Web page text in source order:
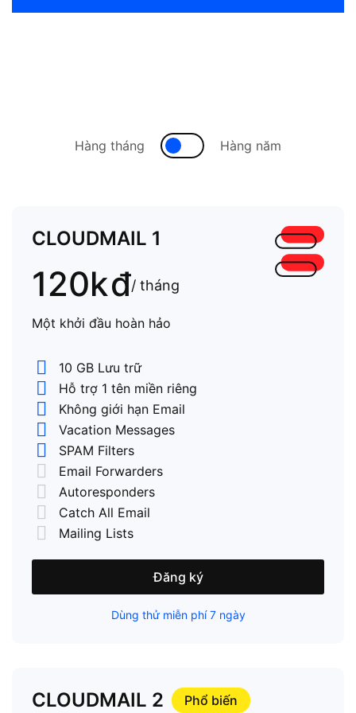
Hàng tháng Hàng năm
CLOUDMAIL 1
120kđ/ tháng
Một khởi đầu hoàn hảo
10 GB Lưu trữ
Hỗ trợ 1 tên miền riêng
Không giới hạn Email
Vacation Messages
SPAM Filters
Email Forwarders
Autoresponders
Catch All Email
Mailing Lists
Đăng ký
Dùng thử miễn phí 7 ngày
CLOUDMAIL 2 Phổ biến